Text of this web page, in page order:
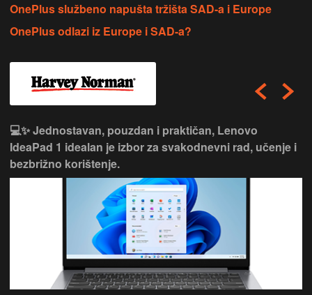
OnePlus službeno napušta tržišta SAD-a i Europe
OnePlus odlazi iz Europe i SAD-a?
💻✨ Jednostavan, pouzdan i praktičan, Lenovo
IdeaPad 1 idealan je izbor za svakodnevni rad, učenje i
bezbrižno korištenje.